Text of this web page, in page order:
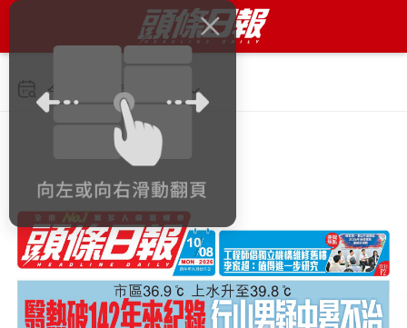
今日 2026年8月10日